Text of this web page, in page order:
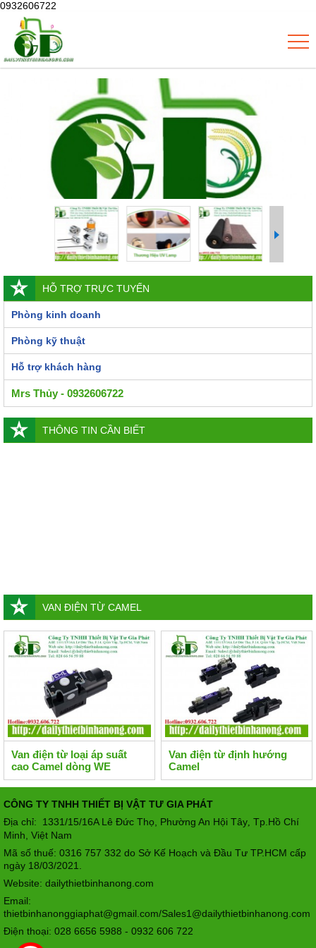
0932606722
HỖ TRỢ TRỰC TUYẾN
Phòng kinh doanh
Phòng kỹ thuật
Hỗ trợ khách hàng
Mrs Thủy - 0932606722
THÔNG TIN CẦN BIẾT
VAN ĐIỆN TỪ CAMEL
Van điện từ loại áp suất
cao Camel dòng WE
Van điện từ định hướng
Camel
CÔNG TY TNHH THIẾT BỊ VẬT TƯ GIA PHÁT
Địa chỉ: 1331/15/16A Lê Đức Thọ, Phường An Hội Tây Tp.Hồ Chí
Minh, Việt Nam
Mã số thuế: 0316 757 332 do Sở Kế Hoạch và Đầu Tư TP.HCM cấp
ngày 18/03/2021.
Website: dailythietbinhanong.com
Email:
thietbinhanonggiaphat@gmail.com/Sales1@dailythietbinhanong.com
Điện thoại: 028 6656 5988 - 0932 606 722